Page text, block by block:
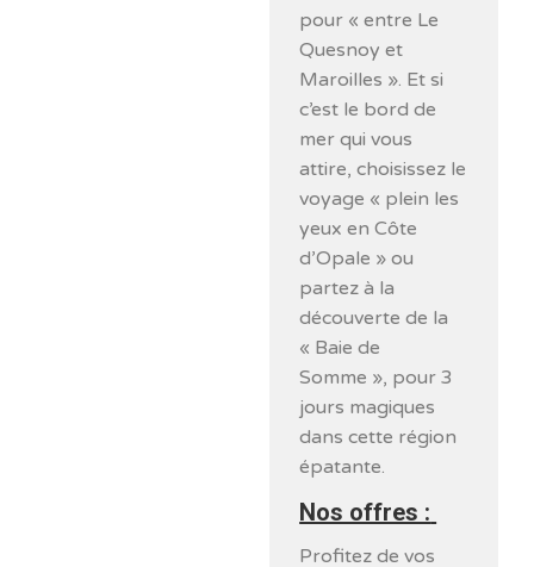
pour « entre Le
Quesnoy et
Maroilles ». Et si
c’est le bord de
mer qui vous
attire, choisissez le
voyage « plein les
yeux en Côte
d’Opale » ou
partez à la
découverte de la
« Baie de
Somme », pour 3
jours magiques
dans cette région
épatante.
Nos offres :
Profitez de vos